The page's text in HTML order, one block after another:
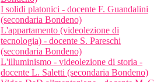
I solidi platonici - docente F. Guandalini
(secondaria Bondeno)
L'appartamento (videolezione di
tecnologia) - docente S. Pareschi
(secondaria Bondeno)
L'illuminismo - videolezione di storia -
docente L. Saletti (secondaria Bondeno)